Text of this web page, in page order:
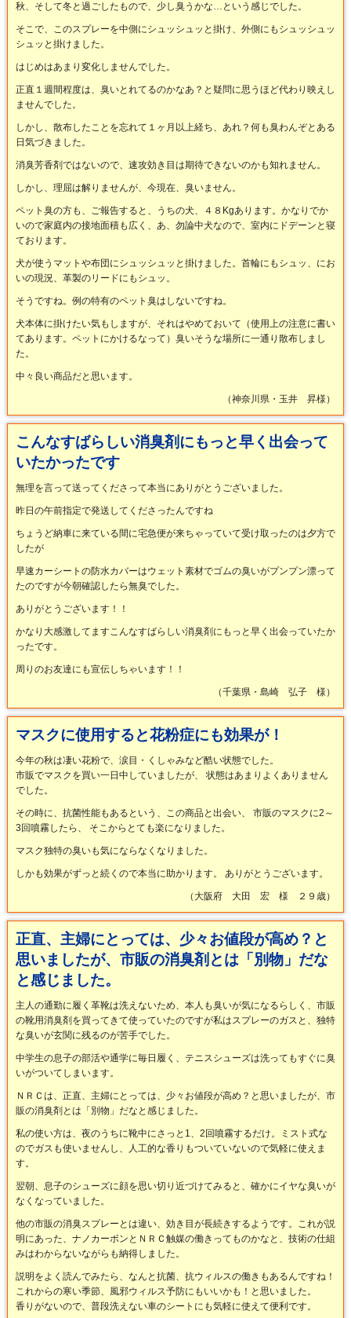
秋、そして冬と過ごしたもので、少し臭うかな…という感じでした。
そこで、このスプレーを中側にシュッシュッと掛け、外側にもシュッシュッ
シュッと掛けました。
はじめはあまり変化しませんでした。
正直１週間程度は、臭いとれてるのかなあ？と疑問に思うほど代わり映えし
ませんでした。
しかし、散布したことを忘れて１ヶ月以上経ち、あれ？何も臭わんぞとある
日気づきました。
消臭芳香剤ではないので、速攻効き目は期待できないのかも知れません。
しかし、理屈は解りませんが、今現在、臭いません。
ペット臭の方も、ご報告すると、うちの犬、４８Kgあります。かなりでか
いので家庭内の接地面積も広く、あ、勿論中犬なので、室内にドデーンと寝
ております。
犬が使うマットや布団にシュッシュッと掛けました。首輪にもシュッ、にお
いの現況、革製のリードにもシュッ。
そうですね。例の特有のペット臭はしないですね。
犬本体に掛けたい気もしますが、それはやめておいて（使用上の注意に書い
てあります。ペットにかけるなって）臭いそうな場所に一通り散布しまし
た。
中々良い商品だと思います。
（神奈川県・玉井 昇様）
こんなすばらしい消臭剤にもっと早く出会って
いたかったです
無理を言って送ってくださって本当にありがとうございました。
昨日の午前指定で発送してくださったんですね
ちょうど納車に来ている間に宅急便が来ちゃっていて受け取ったのは夕方で
したが
早速カーシートの防水カバーはウェット素材でゴムの臭いがプンプン漂って
たのですが今朝確認したら無臭でした。
ありがとうございます！！
かなり大感激してますこんなすばらしい消臭剤にもっと早く出会っていたか
ったです。
周りのお友達にも宣伝しちゃいます！！
（千葉県・島崎 弘子 様）
マスクに使用すると花粉症にも効果が！
今年の秋は凄い花粉で、涙目・くしゃみなど酷い状態でした。
市販でマスクを買い一日中していましたが、 状態はあまりよくありません
でした。
その時に、抗菌性能もあるという、この商品と出会い、 市販のマスクに2～
3回噴霧したら、 そこからとても楽になりました。
マスク独特の臭いも気にならなくなりました。
しかも効果がずっと続くので本当に助かります。 ありがとうございます。
（大阪府 大田 宏 様 ２９歳）
正直、主婦にとっては、少々お値段が高め？と
思いましたが、市販の消臭剤とは「別物」だな
と感じました。
主人の通勤に履く革靴は洗えないため、本人も臭いが気になるらしく、市販
の靴用消臭剤を買ってきて使っていたのですが私はスプレーのガスと、独特
な臭いが玄関に残るのが苦手でした。
中学生の息子の部活や通学に毎日履く、テニスシューズは洗ってもすぐに臭
いがついてしまいます。
ＮＲＣは、正直、主婦にとっては、少々お値段が高め？と思いましたが、市
販の消臭剤とは「別物」だなと感じました。
私の使い方は、夜のうちに靴中にさっと1、2回噴霧するだけ。ミスト式な
のでガスも使いませんし、人工的な香りもついていないので気軽に使えま
す。
翌朝、息子のシューズに顔を思い切り近づけてみると、確かにイヤな臭いが
なくなっていました。
他の市販の消臭スプレーとは違い、効き目が長続きするようです。これが説
明にあった、ナノカーボンとＮＲＣ触媒の働きってものかなと、技術の仕組
みはわからないながらも納得しました。
説明をよく読んでみたら、なんと抗菌、抗ウィルスの働きもあるんですね！
これからの寒い季節、風邪ウィルス予防にもいいかも！と思いました。
香りがないので、普段洗えない車のシートにも気軽に使えて便利です。